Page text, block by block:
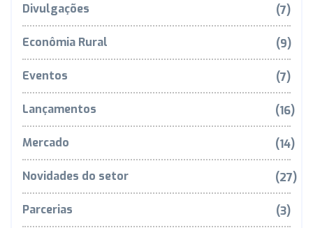
Divulgações (7)
Econômia Rural (9)
Eventos (7)
Lançamentos (16)
Mercado (14)
Novidades do setor (27)
Parcerias (3)